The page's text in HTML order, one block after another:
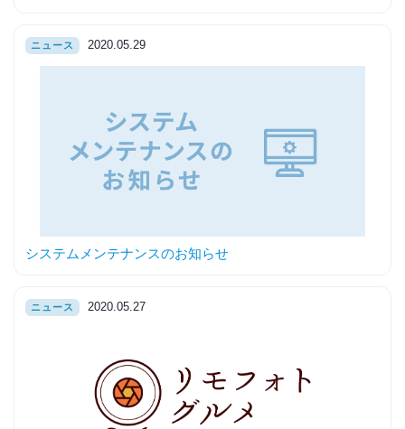
ニュース 2020.05.29
システムメンテナンスのお知らせ
ニュース 2020.05.27